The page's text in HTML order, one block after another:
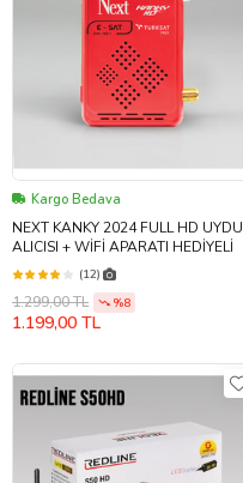
Kargo Bedava
NEXT KANKY 2024 FULL HD UYDU
ALICISI + WİFİ APARATI HEDİYELİ
(12)
1.299,00 TL %8
1.199,00 TL